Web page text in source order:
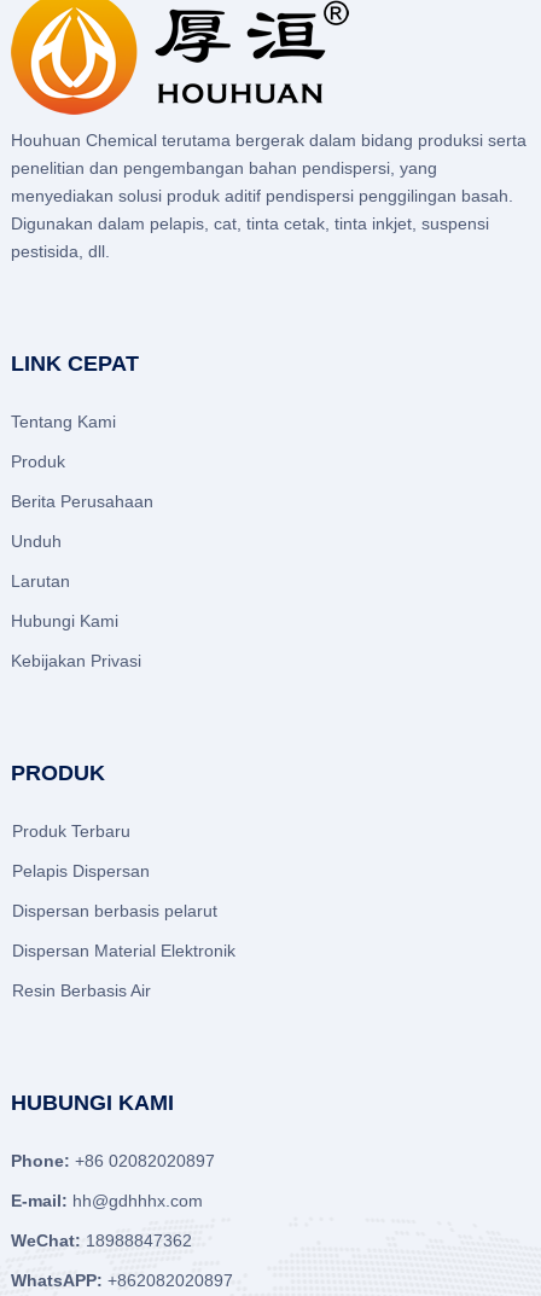
Houhuan Chemical terutama bergerak dalam bidang produksi serta
penelitian dan pengembangan bahan pendispersi, yang
menyediakan solusi produk aditif pendispersi penggilingan basah.
Digunakan dalam pelapis, cat, tinta cetak, tinta inkjet, suspensi
pestisida, dll.
LINK CEPAT
Tentang Kami
Produk
Berita Perusahaan
Unduh
Larutan
Hubungi Kami
Kebijakan Privasi
PRODUK
Produk Terbaru
Pelapis Dispersan
Dispersan berbasis pelarut
Dispersan Material Elektronik
Resin Berbasis Air
HUBUNGI KAMI
Phone: +86 02082020897
E-mail: hh@gdhhhx.com
WeChat: 18988847362
WhatsAPP: +862082020897